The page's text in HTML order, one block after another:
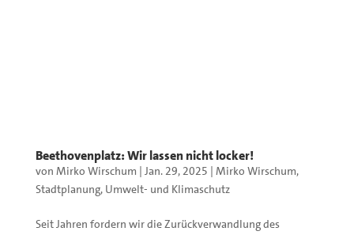
Beethovenplatz: Wir lassen nicht locker!
von Mirko Wirschum Jan. 29, 2025 Mirko Wirschum,
Stadtplanung, Umwelt- und Klimaschutz
Seit Jahren fordern wir die Zurückverwandlung des